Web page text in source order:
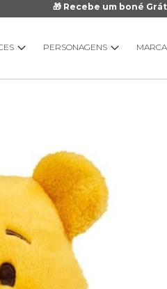
🎁 Recebe um boné
PERSONAGENS